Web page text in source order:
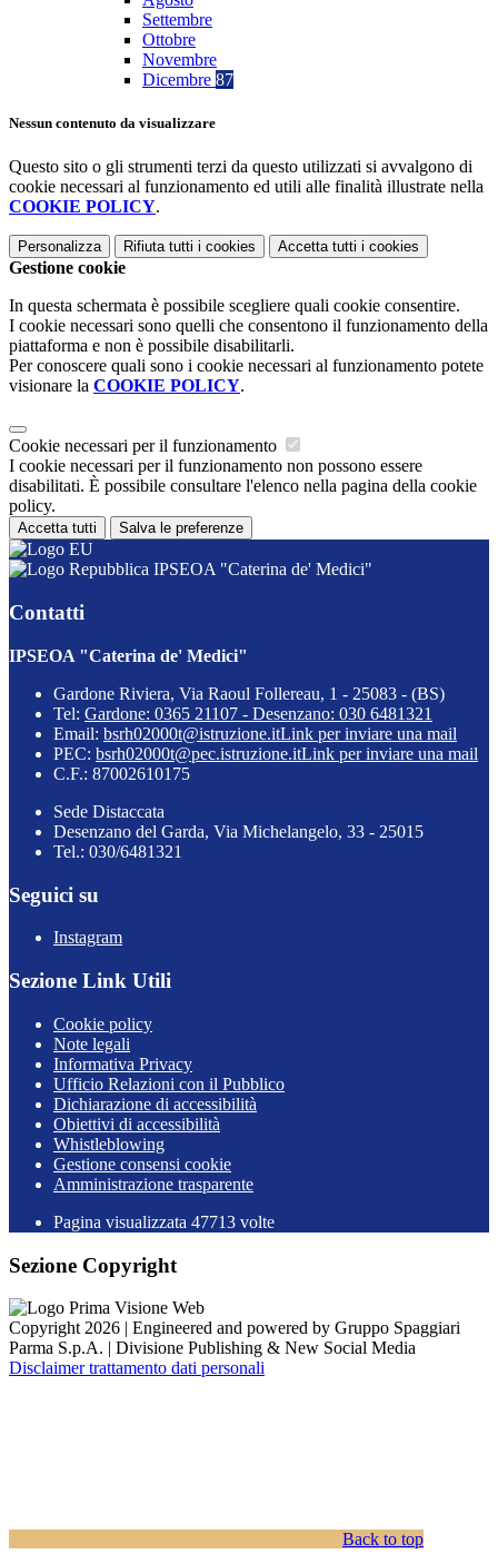
Settembre
Ottobre
Novembre
Dicembre 87
Nessun contenuto da visualizzare
Questo sito o gli strumenti terzi da questo utilizzati si avvalgono di
cookie necessari al funzionamento ed utili alle finalità illustrate nella
COOKIE POLICY.
Personalizza Rifiuta tutti i cookies Accetta tutti i cookies
Gestione cookie
In questa schermata è possibile scegliere quali cookie consentire.
I cookie necessari sono quelli che consentono il funzionamento della
piattaforma e non è possibile disabilitarli.
Per conoscere quali sono i cookie necessari al funzionamento potete
visionare la COOKIE POLICY.
Cookie necessari per il funzionamento
I cookie necessari per il funzionamento non possono essere
disabilitati. È possibile consultare l'elenco nella pagina della cookie
policy.
Accetta tutti Salva le preferenze
IPSEOA "Caterina de' Medici"
Contatti
IPSEOA "Caterina de' Medici"
Gardone Riviera, Via Raoul Follereau, 1 - 25083 - (BS)
Tel: Gardone: 0365 21107 - Desenzano: 030 6481321
Email: bsrh02000t@istruzione.itLink per inviare una mail
PEC: bsrh02000t@pec.istruzione.itLink per inviare una mail
C.F.: 87002610175
Sede Distaccata
Desenzano del Garda, Via Michelangelo, 33 - 25015
Tel.: 030/6481321
Seguici su
Instagram
Sezione Link Utili
Cookie policy
Note legali
Informativa Privacy
Ufficio Relazioni con il Pubblico
Dichiarazione di accessibilità
Obiettivi di accessibilità
Whistleblowing
Gestione consensi cookie
Amministrazione trasparente
Pagina visualizzata 47713 volte
Sezione Copyright
Copyright 2026 | Engineered and powered by Gruppo Spaggiari
Parma S.p.A. | Divisione Publishing & New Social Media
Disclaimer trattamento dati personali
Back to top